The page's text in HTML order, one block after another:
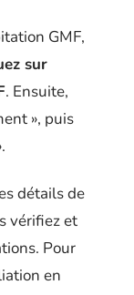
GMF,
sur
. Ensuite,
», puis
détails de
vérifiez et
Pour
en